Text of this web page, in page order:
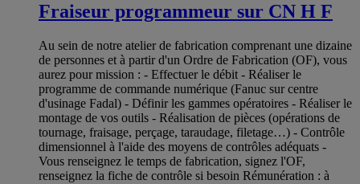
Fraiseur programmeur sur CN H F
Au sein de notre atelier de fabrication comprenant une dizaine
de personnes et à partir d'un Ordre de Fabrication (OF), vous
aurez pour mission : - Effectuer le débit - Réaliser le
programme de commande numérique (Fanuc sur centre
d'usinage Fadal) - Définir les gammes opératoires - Réaliser le
montage de vos outils - Réalisation de pièces (opérations de
tournage, fraisage, perçage, taraudage, filetage…) - Contrôle
dimensionnel à l'aide des moyens de contrôles adéquats -
Vous renseignez le temps de fabrication, signez l'OF,
renseignez la fiche de contrôle si besoin Rémunération : à